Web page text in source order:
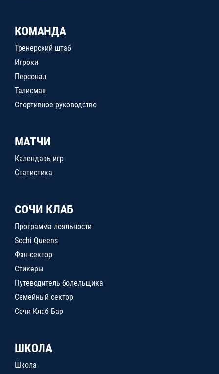
КОМАНДА
Тренерский штаб
Игроки
Персонал
Талисман
Спортивное руководство
МАТЧИ
Календарь игр
Статистика
СОЧИ КЛАБ
Программа лояльности
Sochi Queens
Фан-сектор
Стикеры
Путеводитель болельщика
Семейный сектор
Сочи Клаб Бар
ШКОЛА
Школа